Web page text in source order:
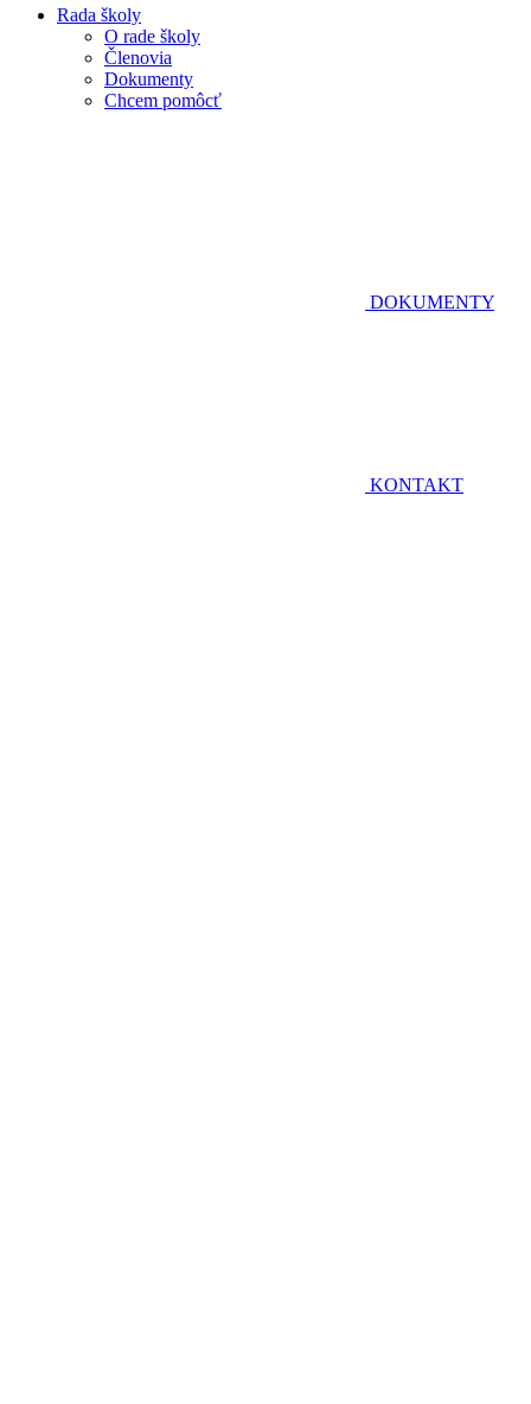
Rada školy
O rade školy
Členovia
Dokumenty
Chcem pomôcť
DOKUMENTY
KONTAKT